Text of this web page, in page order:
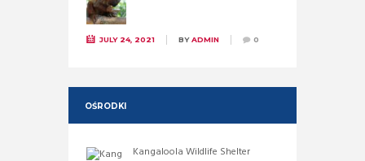
JULY 24, 2021 BYADMIN 0
OŚRODKI
Kangaloola Wildlife Shelter